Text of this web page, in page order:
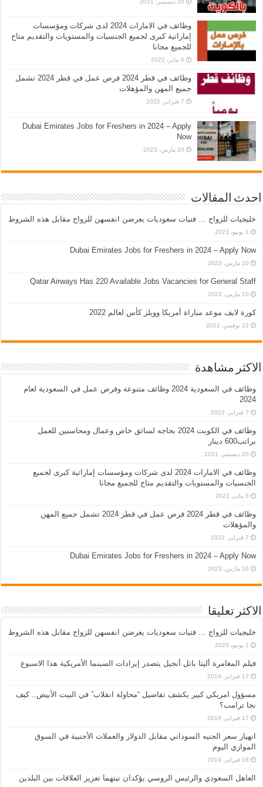
20 ديسمبر، 2021
وظائف في الامارات 2024 لدى شركات ومؤسسات
إماراتية كبرى لجميع الجنسيات والمستويات والتقديم متاح
للجميع مجانا
6 يناير، 2022
وظائف في قطر 2024 فرص عمل في قطر 2024 تشمل
جميع المهن والمؤهلات
7 فبراير، 2022
Dubai Emirates Jobs for Freshers in 2024 – Apply
Now
10 مارس، 2023
احدث المقالات
خليجيات للزواج … فتيات سعوديات يعرضن انفسهن للزواج مقابل هذه الشروط
1 يونيو، 2023
Dubai Emirates Jobs for Freshers in 2024 – Apply Now
10 مارس، 2023
Qatar Airways Has 220 Available Jobs Vacancies for General Staff
10 مارس، 2023
كورة لايف موعد مباراة أمريكا وويلز كأس لعالم 2022
22 نوفمبر، 2022
الاكثر مشاهدة
وظائف في السعودية 2024 وظائف متنوعة وفرص عمل في السعودية لعام
2024
7 فبراير، 2022
وظائف في الكويت 2024 بحاجه لسائق خاص وعمال ومحاسبين للعمل
براتب600 دينار
20 ديسمبر، 2021
وظائف في الامارات 2024 لدى شركات ومؤسسات إماراتية كبرى لجميع
الجنسيات والمستويات والتقديم متاح للجميع مجانا
6 يناير، 2022
وظائف في قطر 2024 فرص عمل في قطر 2024 تشمل جميع المهن
والمؤهلات
7 فبراير، 2022
Dubai Emirates Jobs for Freshers in 2024 – Apply Now
10 مارس، 2023
الاكثر تعليقا
خليجيات للزواج … فتيات سعوديات يعرضن انفسهن للزواج مقابل هذه الشروط
1 يونيو، 2023
فيلم المغامرة أليتا‭ ‬باتل أنجيل يتصدر إيرادات السينما الأمريكية هذا الاسبوع
17 فبراير، 2019
مسؤول امريكي كبير يكشف تفاصيل “محاولة انقلاب” في البيت الأبيض.. كيف
نجا ترامب؟
17 فبراير، 2019
انهيار سعر الجنيه السوداني مقابل الدولار والعملات الأجنبية في السوق
الموازي اليوم
18 فبراير، 2019
العاهل السعودي والرئيس الروسي يؤكدان نيتهما تعزيز العلاقات بين البلدين